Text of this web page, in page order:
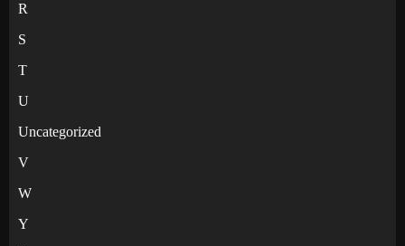
R
S
T
U
Uncategorized
V
W
Y